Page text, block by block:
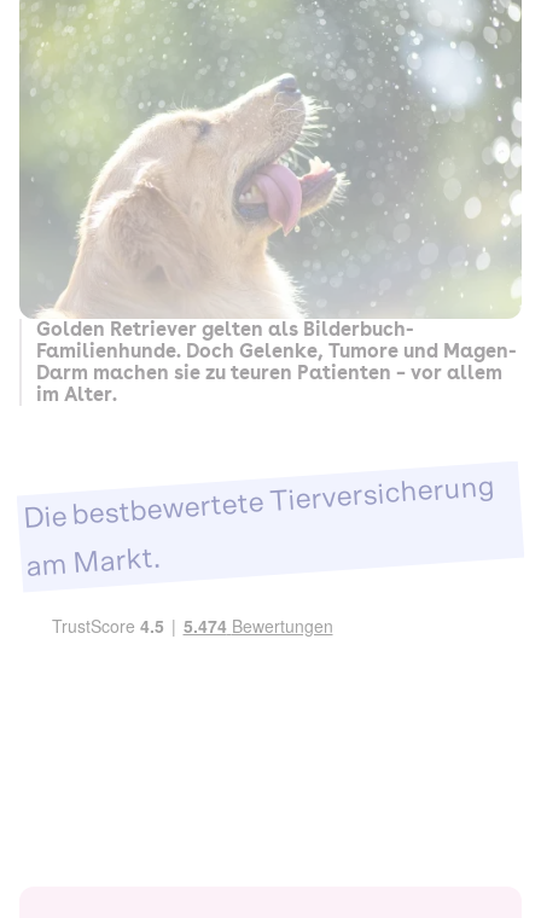
Golden Retriever gelten als Bilderbuch-
Familienhunde. Doch Gelenke, Tumore und Magen-
Darm machen sie zu teuren Patienten – vor allem
im Alter.
Die bestbewertete Tierversicherung
am Markt.